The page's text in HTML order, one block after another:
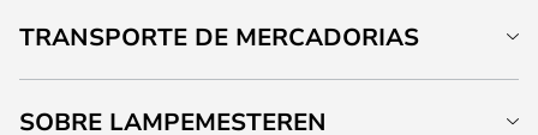
TRANSPORTE DE MERCADORIAS
SOBRE LAMPEMESTEREN